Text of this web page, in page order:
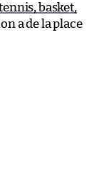
basket,
a de la place